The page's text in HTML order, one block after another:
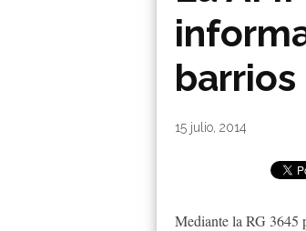
By |
15 julio, 2014
Mediante la RG 3645